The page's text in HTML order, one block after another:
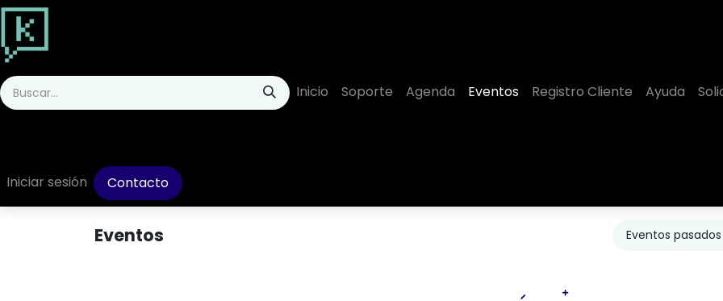
Ir al contenido
Inicio Soporte Agenda Eventos Registro Cliente Ayuda
Iniciar sesión Contacto
Eventos Eventos pasados